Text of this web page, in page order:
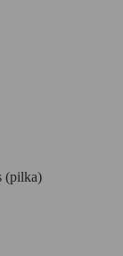
(pilka)